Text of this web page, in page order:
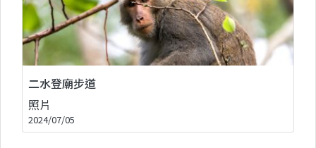
二水登廟步道
照片
2024/07/05